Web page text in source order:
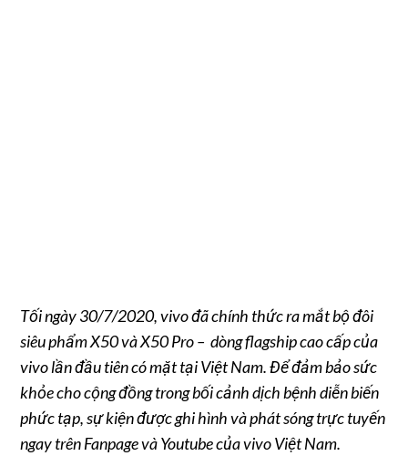
Tối ngày 30/7/2020, vivo đã chính thức ra mắt bộ đôi
siêu phẩm X50 và X50 Pro – dòng flagship cao cấp của
vivo lần đầu tiên có mặt tại Việt Nam. Để đảm bảo sức
khỏe cho cộng đồng trong bối cảnh dịch bệnh diễn biến
phức tạp, sự kiện được ghi hình và phát sóng trực tuyến
ngay trên Fanpage và Youtube của vivo Việt Nam.